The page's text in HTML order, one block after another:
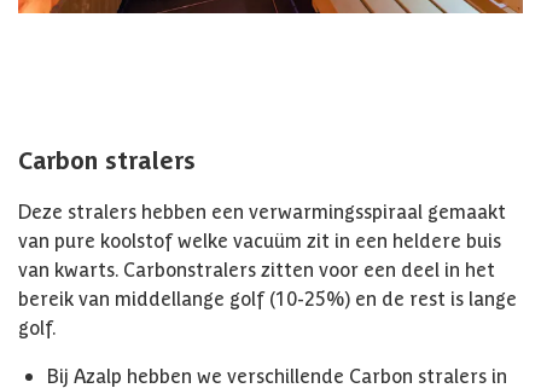
Carbon stralers
Deze stralers hebben een verwarmingsspiraal gemaakt
van pure koolstof welke vacuüm zit in een heldere buis
van kwarts. Carbonstralers zitten voor een deel in het
bereik van middellange golf (10-25%) en de rest is lange
golf.
Bij Azalp hebben we verschillende Carbon stralers in